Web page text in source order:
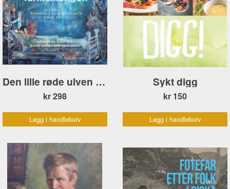
Den lille røde ulven og fårikålkongen
kr 298
Legg i handlekurv
Sykt digg
kr 150
Legg i handlekurv